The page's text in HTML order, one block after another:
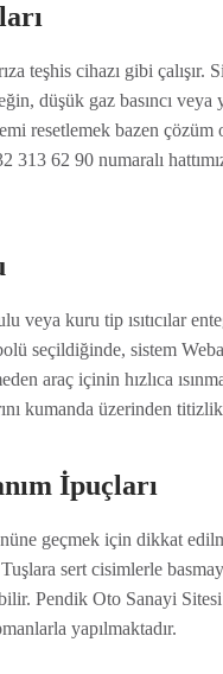
teşhis cihazı gibi çalışır.
düşük gaz basıncı veya
resetlemek bazen çözüm
313 62 90 numaralı
kuru tip ısıtıcılar
seçildiğinde, sistem
araç içinin hızlıca
kumanda üzerinden
İpuçları
geçmek için dikkat
sert cisimlerle
Pendik Oto Sanayi
yapılmaktadır.